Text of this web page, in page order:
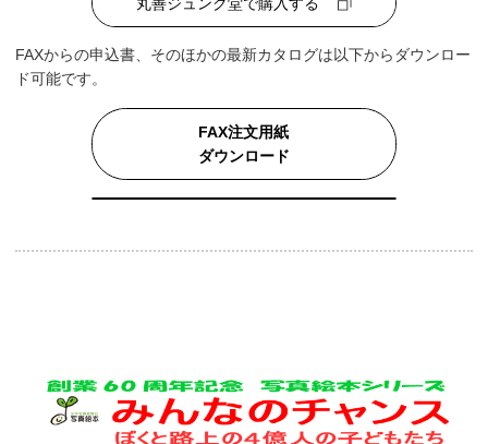
FAXからの申込書、そのほかの最新カタログは以下からダウンロー
ド可能です。
FAX注文用紙
ダウンロード